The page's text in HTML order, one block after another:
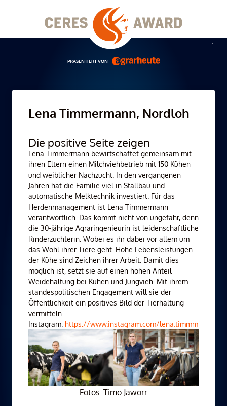
PRÄSENTIERT VON
Lena Timmermann, Nordloh
Die positive Seite zeigen
Lena Timmermann bewirtschaftet gemeinsam mit
ihren Eltern einen Milchviehbetrieb mit 150 Kühen
und weiblicher Nachzucht. In den vergangenen
Jahren hat die Familie viel in Stallbau und
automatische Melktechnik investiert. Für das
Herdenmanagement ist Lena Timmermann
verantwortlich. Das kommt nicht von ungefähr, denn
die 30-jährige Agraringenieurin ist leidenschaftliche
Rinderzüchterin. Wobei es ihr dabei vor allem um
das Wohl ihrer Tiere geht. Hohe Lebensleistungen
der Kühe sind Zeichen ihrer Arbeit. Damit dies
möglich ist, setzt sie auf einen hohen Anteil
Weidehaltung bei Kühen und Jungvieh. Mit ihrem
standespolitischen Engagement will sie der
Öffentlichkeit ein positives Bild der Tierhaltung
vermitteln.
Instagram: https://www.instagram.com/lena.timmm
Fotos: Timo Jaworr